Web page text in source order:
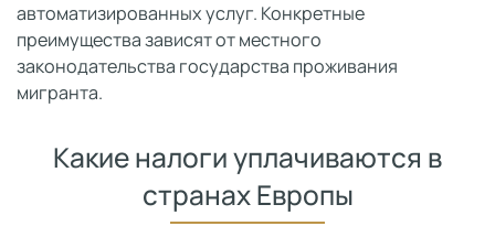
автоматизированных услуг. Конкретные
преимущества зависят от местного
законодательства государства проживания
мигранта.
Какие налоги уплачиваются в
странах Европы